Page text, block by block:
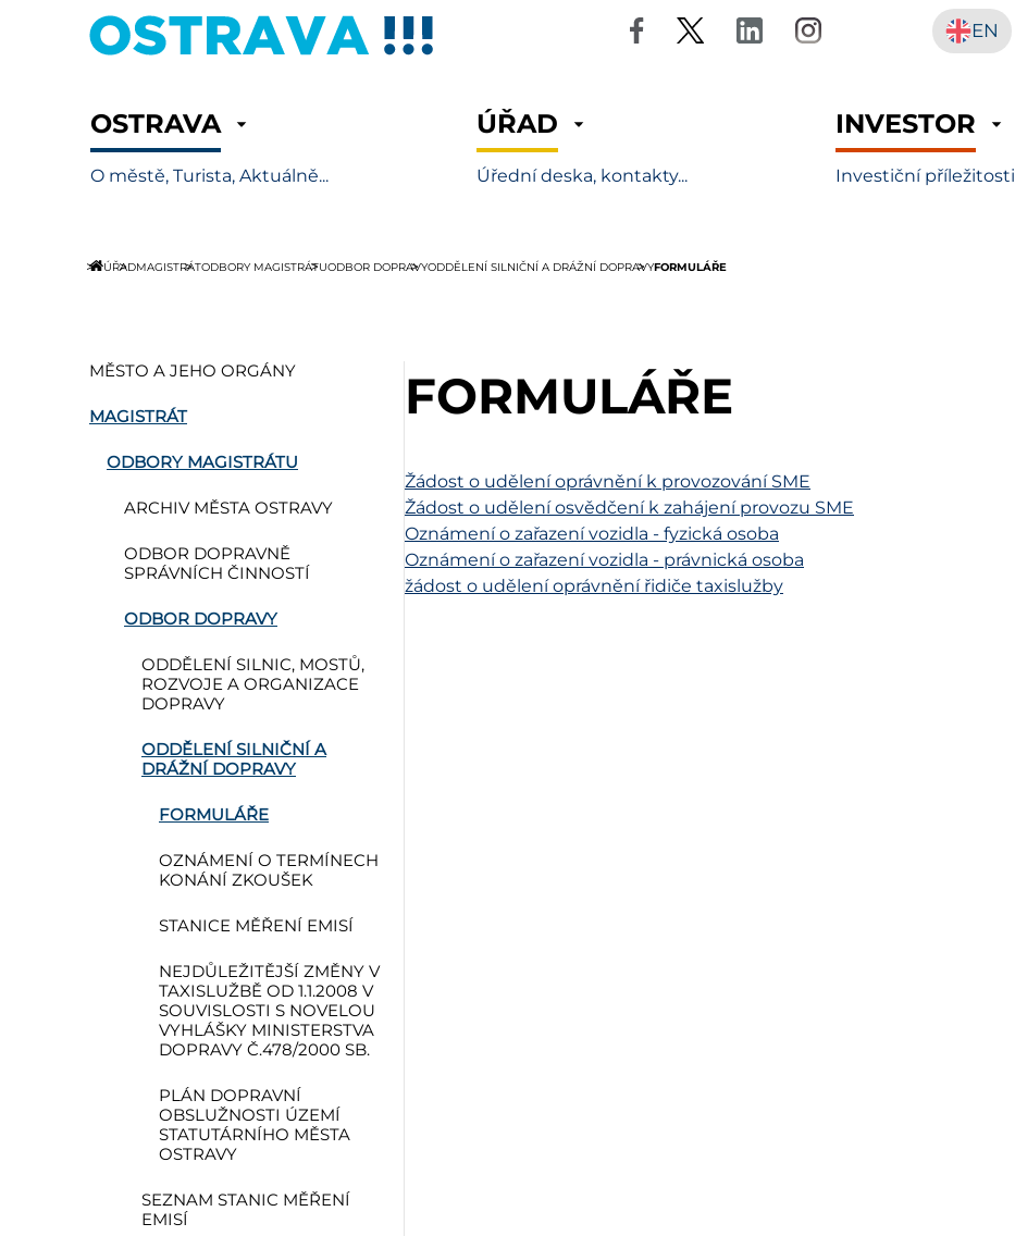
EN
OSTRAVA
O městě, Turista, Aktuálně...
ÚŘAD
Úřední deska, kontakty...
INVESTOR
Investiční příležitosti
ÚŘADMAGISTRÁTODBORY MAGISTRÁTUODBOR DOPRAVYODDĚLENÍ SILNIČNÍ A DRÁŽNÍ DOPRAVYFORMULÁŘE
MĚSTO A JEHO ORGÁNY
MAGISTRÁT
ODBORY MAGISTRÁTU
ARCHIV MĚSTA OSTRAVY
ODBOR DOPRAVNĚ
SPRÁVNÍCH ČINNOSTÍ
ODBOR DOPRAVY
ODDĚLENÍ SILNIC, MOSTŮ,
ROZVOJE A ORGANIZACE
DOPRAVY
ODDĚLENÍ SILNIČNÍ A
DRÁŽNÍ DOPRAVY
FORMULÁŘE
OZNÁMENÍ O TERMÍNECH
KONÁNÍ ZKOUŠEK
STANICE MĚŘENÍ EMISÍ
NEJDŮLEŽITĚJŠÍ ZMĚNY V
TAXISLUŽBĚ OD 1.1.2008 V
SOUVISLOSTI S NOVELOU
VYHLÁŠKY MINISTERSTVA
DOPRAVY Č.478/2000 SB.
PLÁN DOPRAVNÍ
OBSLUŽNOSTI ÚZEMÍ
STATUTÁRNÍHO MĚSTA
OSTRAVY
SEZNAM STANIC MĚŘENÍ
EMISÍ
FORMULÁŘE
Žádost o udělení oprávnění k provozování SME
Žádost o udělení osvědčení k zahájení provozu SME
Oznámení o zařazení vozidla - fyzická osoba
Oznámení o zařazení vozidla - právnická osoba
žádost o udělení oprávnění řidiče taxislužby